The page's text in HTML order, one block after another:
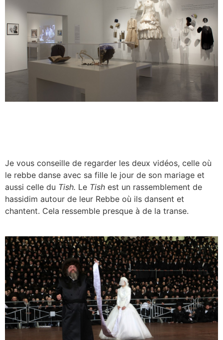
Je vous conseille de regarder les deux vidéos, celle où
le rebbe danse avec sa fille le jour de son mariage et
aussi celle du Tish. Le Tish est un rassemblement de
hassidim autour de leur Rebbe où ils dansent et
chantent. Cela ressemble presque à de la transe.